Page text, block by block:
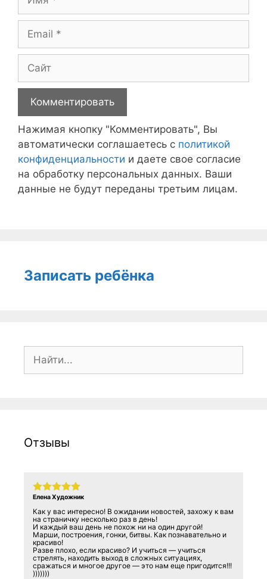
Нажимая кнопку "Комментировать", Вы
автоматически соглашаетесь с политикой
конфиденциальности и даете свое согласие
на обработку персональных данных. Ваши
данные не будут переданы третьим лицам.
Записать ребёнка
Поиск:
Отзывы
Елена Художник
Как у вас интересно! В ожидании новостей, захожу к вам
на страничку несколько раз в день!
И каждый ваш день не похож ни на один другой!
Марши, построения, гонки, битвы. Как познавательно и
красиво!
Разве плохо, если красиво? И учиться — учиться
стрелять, находить выход в сложных ситуациях,
сражаться и многое другое — это нам еще пригодится!!!
)))))))